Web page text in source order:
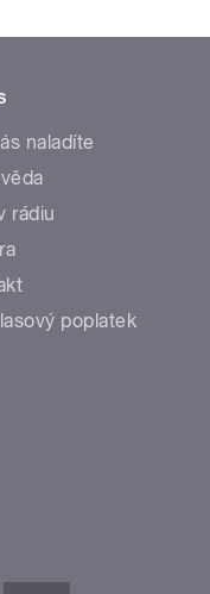
naladíte
rádiu
poplatek